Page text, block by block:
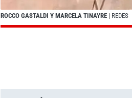
ROCCO GASTALDI Y MARCELA TINAYRE | REDES